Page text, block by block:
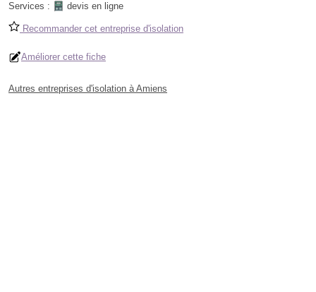
Services :
devis en ligne
Recommander cet entreprise d'isolation
Améliorer cette fiche
Autres entreprises d'isolation à Amiens